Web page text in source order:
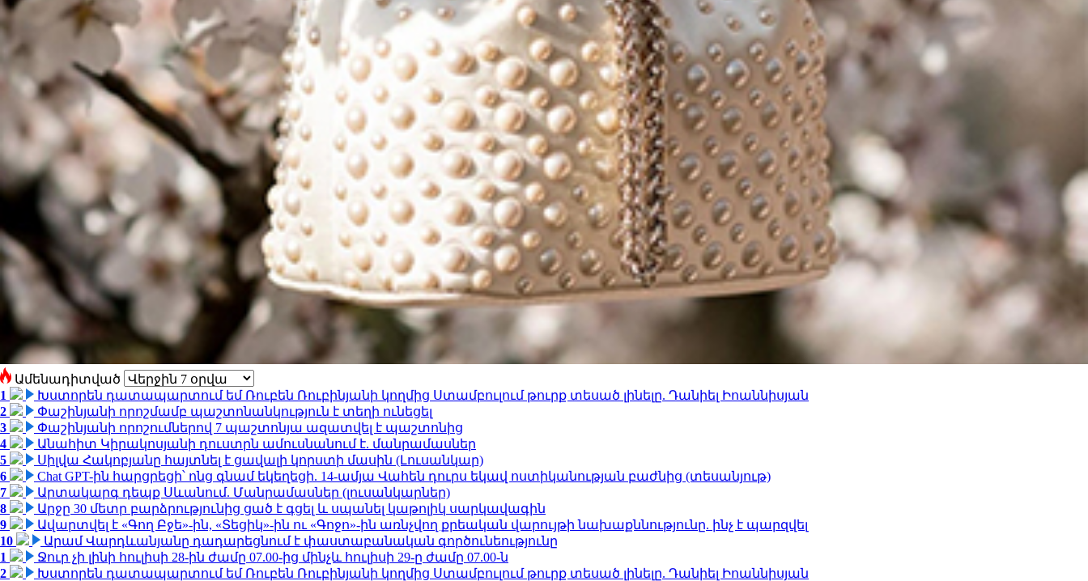
Ամենադիտված
1
Խստորեն դատապարտում եմ Ռուբեն Ռուբինյանի կողմից Ստամբուլում թուրք տեսած լինելը. Դանիել Իոաննիսյան
2
Փաշինյանի որոշմամբ պաշտոնանկություն է տեղի ունեցել
3
Փաշինյանի որոշումներով 7 պաշտոնյա ազատվել է պաշտոնից
4
Անահիտ Կիրակոսյանի դուստրն ամուսնանում է. մանրամասներ
5
Սիլվա Հակոբյանը հայտնել է ցավալի կորստի մասին (Լուսանկար)
6
Chat GPT-ին հարցրեցի՝ ոնց գնամ եկեղեցի. 14-ամյա Վահեն դուրս եկավ ոստիկանության բաժնից (տեսանյութ)
7
Արտակարգ դեպք Սևանում. Մանրամասներ (լուսանկարներ)
8
Արջը 30 մետր բարձրությունից ցած է գցել և սպանել կաթոլիկ սարկավագին
9
Ավարտվել է «Գող Բջե»-ին, «Տեցիկ»-ին ու «Գոջո»-ին առնչվող քրեական վարույթի նախաքննությունը. ինչ է պարզվել
10
Արամ Վարդևանյանը դադարեցնում է փաստաբանական գործունեությունը
1
Ջուր չի լինի հուլիսի 28-ին ժամը 07.00-ից մինչև հուլիսի 29-ը ժամը 07.00-ն
2
Խստորեն դատապարտում եմ Ռուբեն Ռուբինյանի կողմից Ստամբուլում թուրք տեսած լինելը. Դանիել Իոաննիսյան